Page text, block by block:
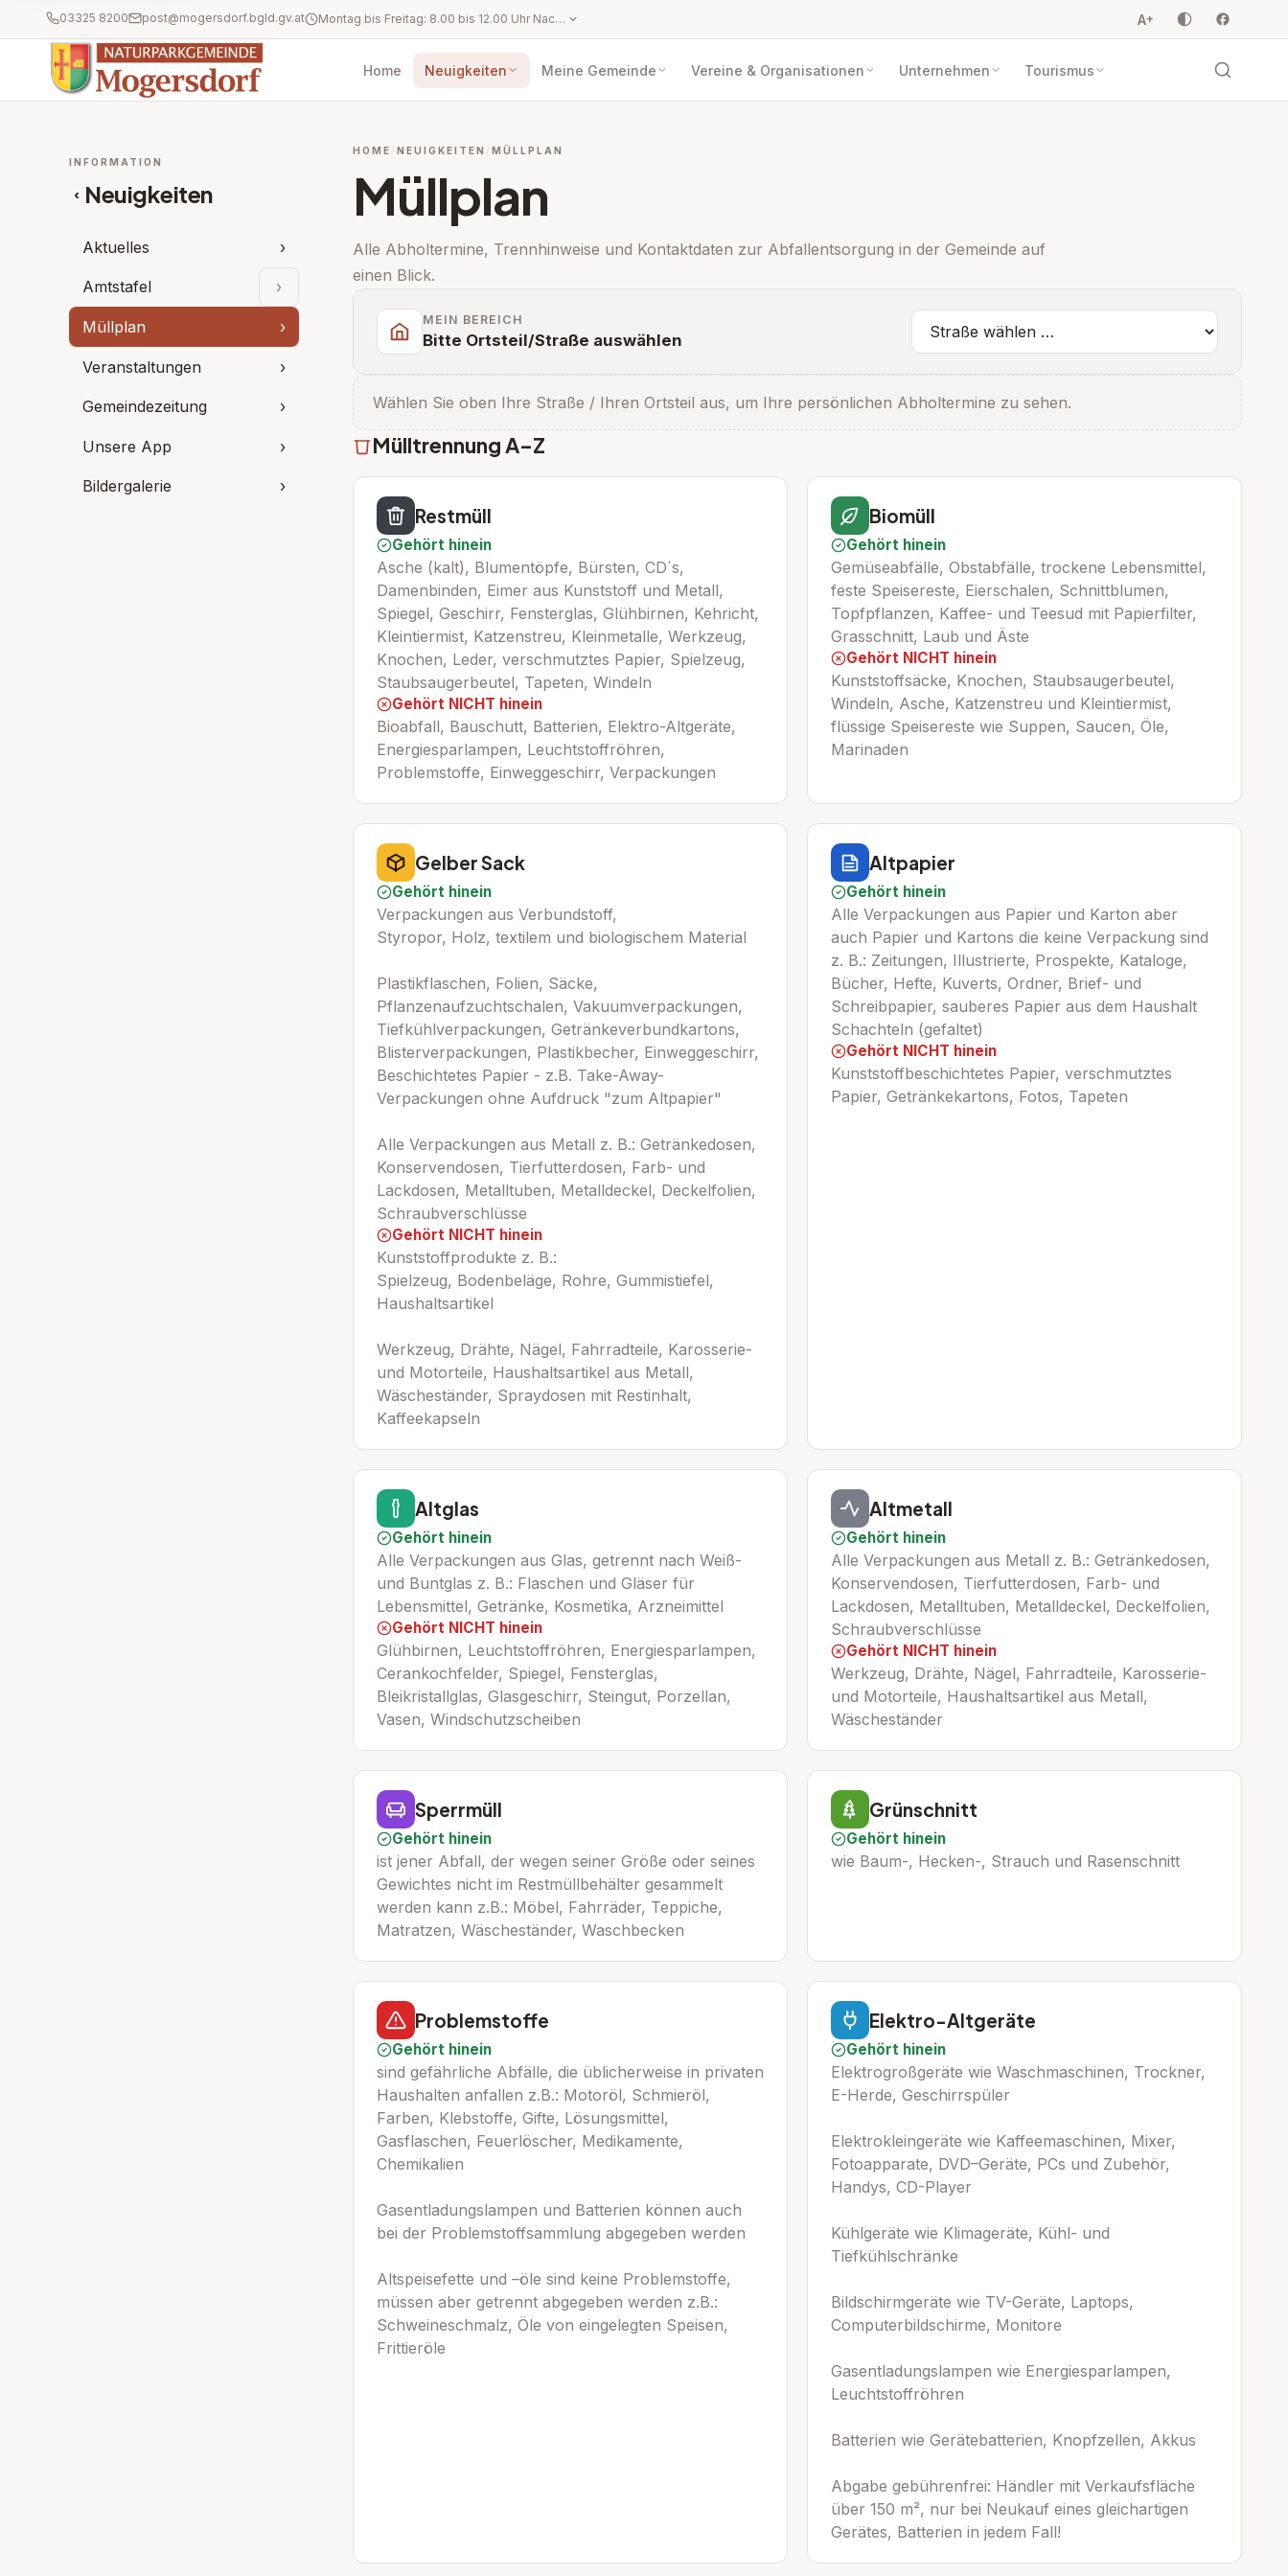
03325 8200 post@mogersdorf.bgld.gv.at Montag bis Freitag: 8.00 bis 12.00 Uhr Nachmittags sind Termine nach telefonischer Vereinbarung möglich! A+
Home Neuigkeiten Meine Gemeinde Vereine & Organisationen Unternehmen Tourismus
INFORMATION
‹ Neuigkeiten
Aktuelles ›
Amtstafel ›
Unterpunkte aufklappen: Amtstafel
Müllplan
›
Veranstaltungen ›
Gemeindezeitung ›
Unsere App ›
Bildergalerie ›
HOME NEUIGKEITEN MÜLLPLAN
Müllplan
Alle Abholtermine, Trennhinweise und Kontaktdaten zur Abfallentsorgung in der Gemeinde auf
einen Blick.
MEIN BEREICH
Bitte Ortsteil/Straße auswählen
Wählen Sie oben Ihre Straße / Ihren Ortsteil aus, um Ihre persönlichen Abholtermine zu sehen.
Mülltrennung A–Z
Restmüll
Gehört hinein
Asche (kalt), Blumentöpfe, Bürsten, CD´s,
Damenbinden, Eimer aus Kunststoff und Metall,
Spiegel, Geschirr, Fensterglas, Glühbirnen, Kehricht,
Kleintiermist, Katzenstreu, Kleinmetalle, Werkzeug,
Knochen, Leder, verschmutztes Papier, Spielzeug,
Staubsaugerbeutel, Tapeten, Windeln
Gehört NICHT hinein
Bioabfall, Bauschutt, Batterien, Elektro-Altgeräte,
Energiesparlampen, Leuchtstoffröhren,
Problemstoffe, Einweggeschirr, Verpackungen
Biomüll
Gehört hinein
Gemüseabfälle, Obstabfälle, trockene Lebensmittel,
feste Speisereste, Eierschalen, Schnittblumen,
Topfpflanzen, Kaffee- und Teesud mit Papierfilter,
Grasschnitt, Laub und Äste
Gehört NICHT hinein
Kunststoffsäcke, Knochen, Staubsaugerbeutel,
Windeln, Asche, Katzenstreu und Kleintiermist,
flüssige Speisereste wie Suppen, Saucen, Öle,
Marinaden
Gelber Sack
Gehört hinein
Verpackungen aus Verbundstoff,
Styropor, Holz, textilem und biologischem Material
Plastikflaschen, Folien, Säcke,
Pflanzenaufzuchtschalen, Vakuumverpackungen,
Tiefkühlverpackungen, Getränkeverbundkartons,
Blisterverpackungen, Plastikbecher, Einweggeschirr,
Beschichtetes Papier - z.B. Take-Away-
Verpackungen ohne Aufdruck "zum Altpapier"
Alle Verpackungen aus Metall z. B.: Getränkedosen,
Konservendosen, Tierfutterdosen, Farb- und
Lackdosen, Metalltuben, Metalldeckel, Deckelfolien,
Schraubverschlüsse
Gehört NICHT hinein
Kunststoffprodukte z. B.:
Spielzeug, Bodenbeläge, Rohre, Gummistiefel,
Haushaltsartikel
Werkzeug, Drähte, Nägel, Fahrradteile, Karosserie-
und Motorteile, Haushaltsartikel aus Metall,
Wäscheständer, Spraydosen mit Restinhalt,
Kaffeekapseln
Altpapier
Gehört hinein
Alle Verpackungen aus Papier und Karton aber
auch Papier und Kartons die keine Verpackung sind
z. B.: Zeitungen, Illustrierte, Prospekte, Kataloge,
Bücher, Hefte, Kuverts, Ordner, Brief- und
Schreibpapier, sauberes Papier aus dem Haushalt
Schachteln (gefaltet)
Gehört NICHT hinein
Kunststoffbeschichtetes Papier, verschmutztes
Papier, Getränkekartons, Fotos, Tapeten
Altglas
Gehört hinein
Alle Verpackungen aus Glas, getrennt nach Weiß-
und Buntglas z. B.: Flaschen und Gläser für
Lebensmittel, Getränke, Kosmetika, Arzneimittel
Gehört NICHT hinein
Glühbirnen, Leuchtstoffröhren, Energiesparlampen,
Cerankochfelder, Spiegel, Fensterglas,
Bleikristallglas, Glasgeschirr, Steingut, Porzellan,
Vasen, Windschutzscheiben
Altmetall
Gehört hinein
Alle Verpackungen aus Metall z. B.: Getränkedosen,
Konservendosen, Tierfutterdosen, Farb- und
Lackdosen, Metalltuben, Metalldeckel, Deckelfolien,
Schraubverschlüsse
Gehört NICHT hinein
Werkzeug, Drähte, Nägel, Fahrradteile, Karosserie-
und Motorteile, Haushaltsartikel aus Metall,
Wäscheständer
Sperrmüll
Gehört hinein
ist jener Abfall, der wegen seiner Größe oder seines
Gewichtes nicht im Restmüllbehälter gesammelt
werden kann z.B.: Möbel, Fahrräder, Teppiche,
Matratzen, Wäscheständer, Waschbecken
Grünschnitt
Gehört hinein
wie Baum-, Hecken-, Strauch und Rasenschnitt
Problemstoffe
Gehört hinein
sind gefährliche Abfälle, die üblicherweise in privaten
Haushalten anfallen z.B.: Motoröl, Schmieröl,
Farben, Klebstoffe, Gifte, Lösungsmittel,
Gasflaschen, Feuerlöscher, Medikamente,
Chemikalien
Gasentladungslampen und Batterien können auch
bei der Problemstoffsammlung abgegeben werden
Altspeisefette und –öle sind keine Problemstoffe,
müssen aber getrennt abgegeben werden z.B.:
Schweineschmalz, Öle von eingelegten Speisen,
Frittieröle
Elektro-Altgeräte
Gehört hinein
Elektrogroßgeräte wie Waschmaschinen, Trockner,
E-Herde, Geschirrspüler
Elektrokleingeräte wie Kaffeemaschinen, Mixer,
Fotoapparate, DVD–Geräte, PCs und Zubehör,
Handys, CD-Player
Kühlgeräte wie Klimageräte, Kühl- und
Tiefkühlschränke
Bildschirmgeräte wie TV-Geräte, Laptops,
Computerbildschirme, Monitore
Gasentladungslampen wie Energiesparlampen,
Leuchtstoffröhren
Batterien wie Gerätebatterien, Knopfzellen, Akkus
Abgabe gebührenfrei: Händler mit Verkaufsfläche
über 150 m², nur bei Neukauf eines gleichartigen
Gerätes, Batterien in jedem Fall!